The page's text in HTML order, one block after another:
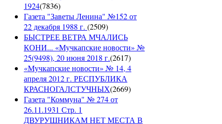
1924(7836)
Газета "Заветы Ленина" №152 от
22 декабря 1988 г. (2509)
БЫСТРЕЕ ВЕТРА МЧАЛИСЬ
КОНИ... «Мучкапские новости» №
25(9498), 20 июня 2018 г.(2617)
«Мучкапские новости» № 14, 4
апреля 2012 г. РЕСПУБЛИКА
КРАСНОГАЛСТУЧНЫХ(2669)
Газета "Коммуна" № 274 от
26.11.1931 Стр. 1
ДВУРУШНИКАМ НЕТ МЕСТА В